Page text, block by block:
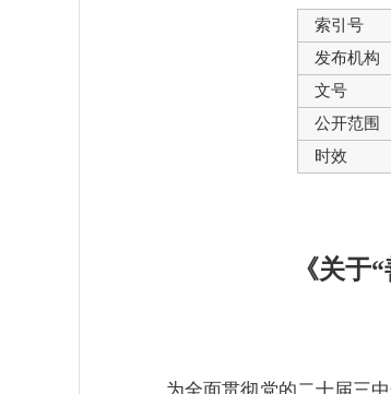
索引号
发布机构
文号
公开范围
时效
《关于